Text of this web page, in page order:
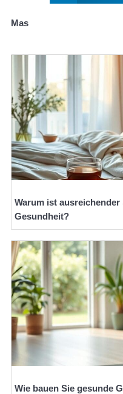
Mas
Warum ist
Gesundheit?
Wie bauen Sie gesunde